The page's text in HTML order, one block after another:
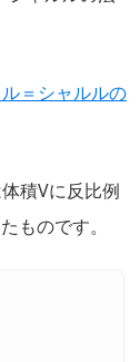
＝シャルルの
積Vに反比例
ものです。